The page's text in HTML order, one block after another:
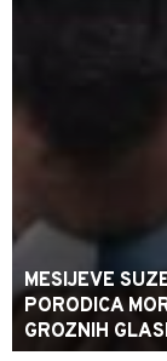
MESIJEVE
PORODICA
GROZNIH